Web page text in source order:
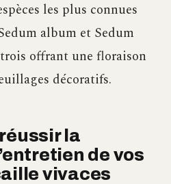
les plus connues
album et Sedum
offrant une floraison
décoratifs.
la
de vos
vivaces